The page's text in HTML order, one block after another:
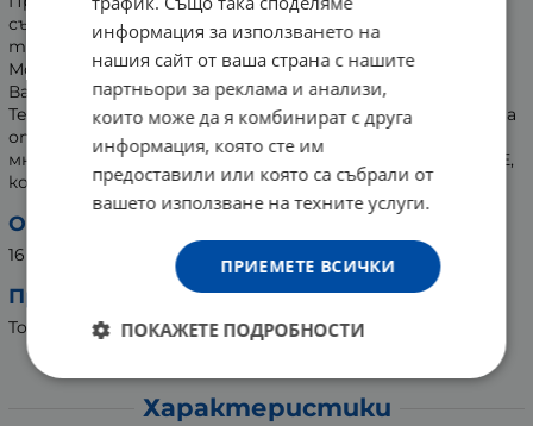
съдържат важна информация за Синдрома на
токсичния шок (СТШ) - рядко, но сериозно заболяване.
Моля прочетете инструкциите и ги запазете за
Вашето здраве и хигиена.
Текстът "Продуктът съдържа пластмаси", посочен на
опаковката, определя наличието на вискозни влакна и
много тънък нетъкан текстил, изработен от PET/PE,
който е външният слой.
Опаковка:
16 броя
Производител:
Tosama d.o.o., Словения
Характеристики
информация за използването на
нашия сайт от ваша страна с нашите
партньори за реклама и анализи,
които може да я комбинират с друга
информация, която сте им
предоставили или която са събрали от
вашето използване на техните услуги.
ПРИЕМЕТЕ ВСИЧКИ
ПОКАЖЕТЕ ПОДРОБНОСТИ